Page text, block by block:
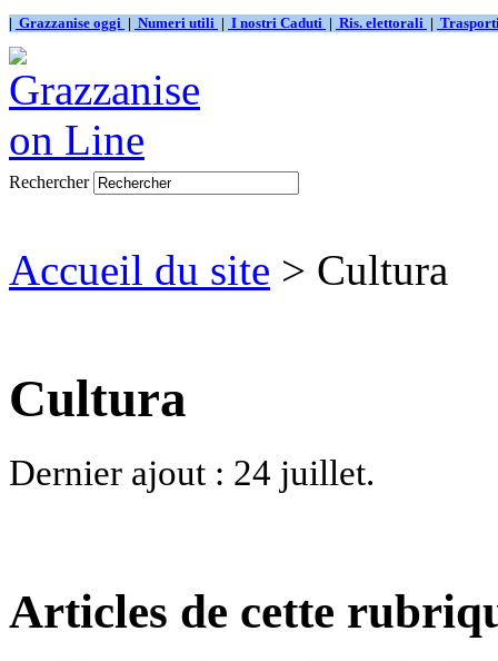
| Grazzanise oggi | Numeri utili | I nostri Caduti | Ris. elettorali |
Rechercher
Accueil du site > Cultura
Cultura
Dernier ajout : 24 juillet.
Articles de cette